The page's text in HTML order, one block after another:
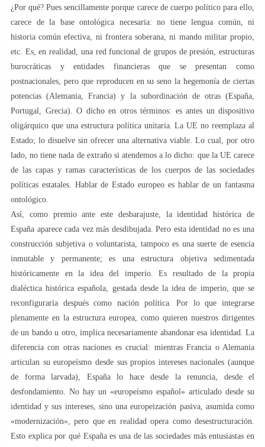
¿Por qué? Pues sencillamente porque carece de cuerpo político para ello,
carece de la base ontológica necesaria: no tiene lengua común, ni
historia común efectiva, ni frontera soberana, ni mando militar propio,
etc. Es, en realidad, una red funcional de grupos de presión, estructuras
burocráticas y entidades financieras que se presentan como
postnacionales, pero que reproducen en su seno la hegemonía de ciertas
potencias (Alemania, Francia) y la subordinación de otras (España,
Portugal, Grecia). O dicho en otros términos: es antes un dispositivo
oligárquico que una estructura política unitaria. La UE no reemplaza al
Estado; lo disuelve sin ofrecer una alternativa viable. Lo cual, por otro
lado, no tiene nada de extraño si atendemos a lo dicho: que la UE carece
de las capas y ramas características de los cuerpos de las sociedades
políticas estatales. Hablar de Estado europeo es hablar de un fantasma
ontológico.
Así, como premio ante este desbarajuste, la identidad histórica de
España aparece cada vez más desdibujada. Pero esta identidad no es una
construcción subjetiva o voluntarista, tampoco es una suerte de esencia
inmutable y permanente; es una estructura objetiva sedimentada
históricamente en la idea del imperio. Es resultado de la propia
dialéctica histórica española, gestada desde la idea de imperio, que se
reconfiguraría después como nación política. Por lo que integrarse
plenamente en la estructura europea, como quieren nuestros dirigentes
de un bando u otro, implica necesariamente abandonar esa identidad. La
diferencia con otras naciones es crucial: mientras Francia o Alemania
articulan su europeísmo desde sus propios intereses nacionales (aunque
de forma larvada), España lo hace desde la renuncia, desde el
desfondamiento. No hay un «europeísmo español» articulado desde su
identidad y sus intereses, sino una europeización pasiva, asumida como
«modernización», pero que en realidad opera como desestructuración.
Esto explica por qué España es una de las sociedades más entusiastas en